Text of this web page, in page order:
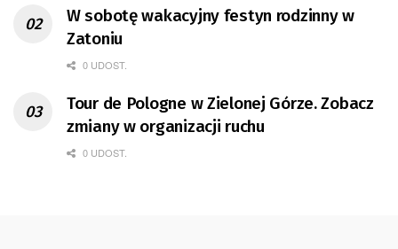
W sobotę wakacyjny festyn rodzinny w
Zatoniu
0 UDOST.
Tour de Pologne w Zielonej Górze. Zobacz
zmiany w organizacji ruchu
0 UDOST.